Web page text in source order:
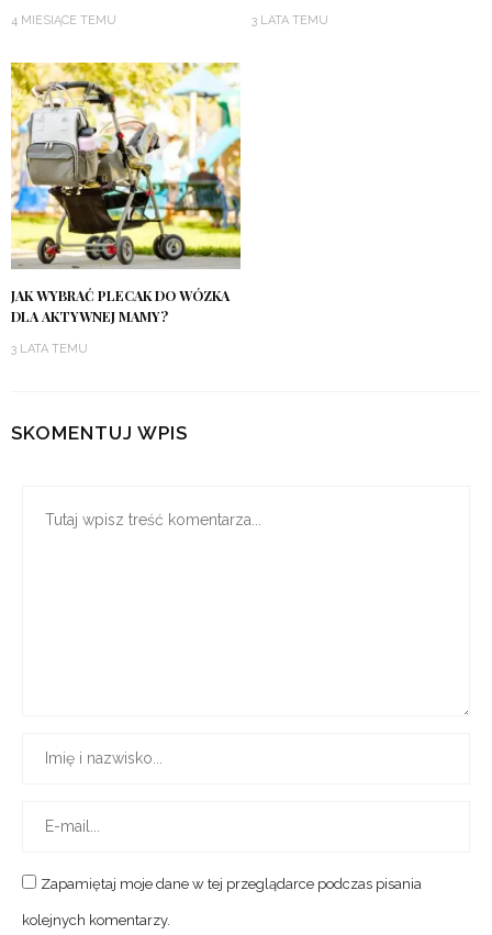
4 MIESIĄCE TEMU 3 LATA TEMU
JAK WYBRAĆ PLECAK DO WÓZKA
DLA AKTYWNEJ MAMY?
3 LATA TEMU
SKOMENTUJ WPIS
Zapamiętaj moje dane w tej przeglądarce podczas pisania
kolejnych komentarzy.